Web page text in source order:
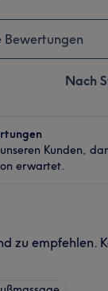
Bewertungen
Nach
Kunden,
erwartet.
zu empfehlen.